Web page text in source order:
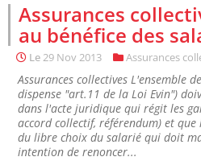
Assurances
au bénéfice des
Le29 Nov 2013 Assurances
Assurances collectives L'ensemble
dispense "art.11 de la Loi Evin")
dans l'acte juridique qui régit les
accord collectif, référendum) et que
du libre choix du salarié qui doit
intention de renoncer...